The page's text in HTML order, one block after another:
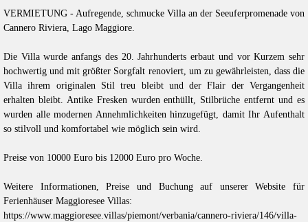
VERMIETUNG - Aufregende, schmucke Villa an der Seeuferpromenade von
Cannero Riviera, Lago Maggiore.
Die Villa wurde anfangs des 20. Jahrhunderts erbaut und vor Kurzem sehr
hochwertig und mit größter Sorgfalt renoviert, um zu gewährleisten, dass die
Villa ihrem originalen Stil treu bleibt und der Flair der Vergangenheit
erhalten bleibt. Antike Fresken wurden enthüllt, Stilbrüche entfernt und es
wurden alle modernen Annehmlichkeiten hinzugefügt, damit Ihr Aufenthalt
so stilvoll und komfortabel wie möglich sein wird.
Preise von 10000 Euro bis 12000 Euro pro Woche.
Weitere Informationen, Preise und Buchung auf unserer Website für
Ferienhäuser Maggioresee Villas:
https://www.maggioresee.villas/piemont/verbania/cannero-riviera/146/villa-